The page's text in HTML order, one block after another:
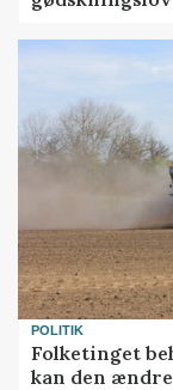
POLITIK
Folketinget
kan den